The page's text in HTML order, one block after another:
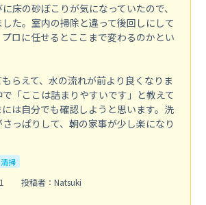
床の砂ぼこりが気になっていたので、
た。室内の掃除と違って後回しにして
ロに任せるとここまで変わるのかとい
らえて、水の流れが前より良くなりま
「ここは詰まりやすいです」と教えて
は自分でも確認しようと思います。洗
っぱりして、朝の家事が少し楽になり
掃
投稿者：Natsuki